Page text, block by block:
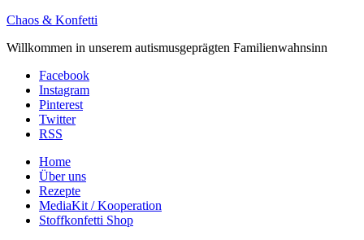
Chaos & Konfetti
Willkommen in unserem autismusgeprägten Familienwahnsinn
Facebook
Instagram
Pinterest
Twitter
RSS
Home
Über uns
Rezepte
MediaKit / Kooperation
Stoffkonfetti Shop